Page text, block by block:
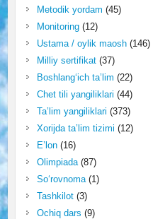
Metodik yordam (45)
Monitoring(12)
Ustama / oylik maosh(146)
Milliy sertifikat(37)
Boshlang‘ich ta’lim (22)
Chet tili yangiliklari (44)
Ta’lim yangiliklari (373)
Xorijda ta’lim tizimi (12)
E’lon(16)
Olimpiada(87)
So‘rovnoma(1)
Tashkilot(3)
Ochiq dars (9)